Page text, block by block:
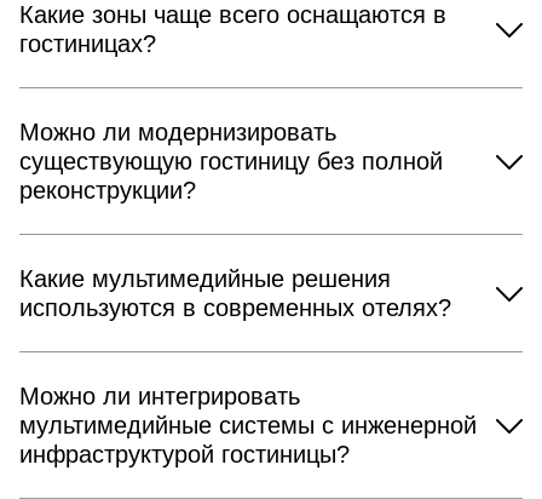
Какие зоны чаще всего оснащаются в
гостиницах?
Можно ли модернизировать
существующую гостиницу без полной
реконструкции?
Какие мультимедийные решения
используются в современных отелях?
Можно ли интегрировать
мультимедийные системы с инженерной
инфраструктурой гостиницы?